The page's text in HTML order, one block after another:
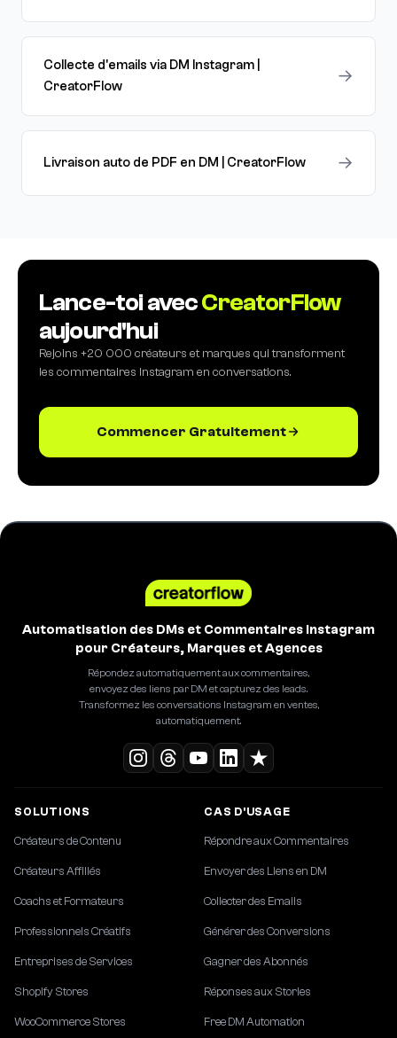
Collecte d'emails via DM Instagram |
CreatorFlow
→
Livraison auto de PDF en DM | CreatorFlow →
Lance-toi avecCreatorFlow
aujourd'hui
Rejoins +20 000 créateurs et marques qui transforment
les commentaires Instagram en conversations.
Commencer Gratuitement
Automatisation des DMs et Commentaires Instagram
pour Créateurs, Marques et Agences
Répondez automatiquement aux commentaires,
envoyez des liens par DM et capturez des leads.
Transformez les conversations Instagram en ventes,
automatiquement.
SOLUTIONS
Créateurs de Contenu
Créateurs Affiliés
Coachs et Formateurs
Professionnels Créatifs
Entreprises de Services
Shopify Stores
WooCommerce Stores
CAS D'USAGE
Répondre aux Commentaires
Envoyer des Liens en DM
Collecter des Emails
Générer des Conversions
Gagner des Abonnés
Réponses aux Stories
Free DM Automation